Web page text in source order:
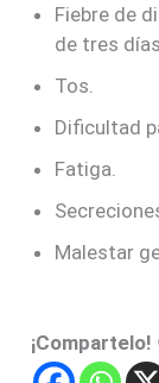
Fiebre de
de tres días.
Tos.
Dificultad
Fatiga.
Malestar
¡Compartelo!